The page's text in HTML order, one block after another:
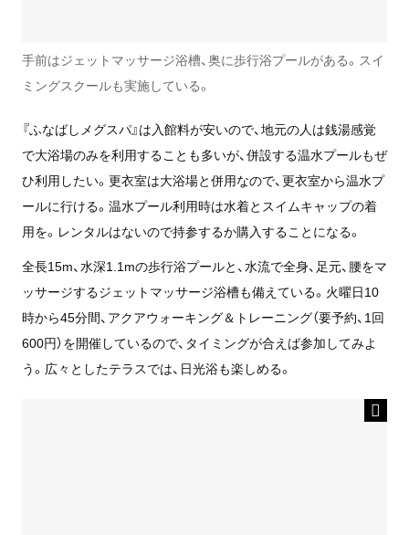
手前はジェットマッサージ浴槽、奥に歩行浴プールがある。スイ
ミングスクールも実施している。
『ふなばしメグスパ』は入館料が安いので、地元の人は銭湯感覚
で大浴場のみを利用することも多いが、併設する温水プールもぜ
ひ利用したい。更衣室は大浴場と併用なので、更衣室から温水プ
ールに行ける。温水プール利用時は水着とスイムキャップの着
用を。レンタルはないので持参するか購入することになる。
全長15m、水深1.1mの歩行浴プールと、水流で全身、足元、腰をマ
ッサージするジェットマッサージ浴槽も備えている。火曜日10
時から45分間、アクアウォーキング＆トレーニング（要予約、1回
600円）を開催しているので、タイミングが合えば参加してみよ
う。広々としたテラスでは、日光浴も楽しめる。